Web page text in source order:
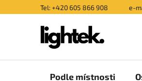
na
Tel: +420 605 866 908 e-
Podle místnosti